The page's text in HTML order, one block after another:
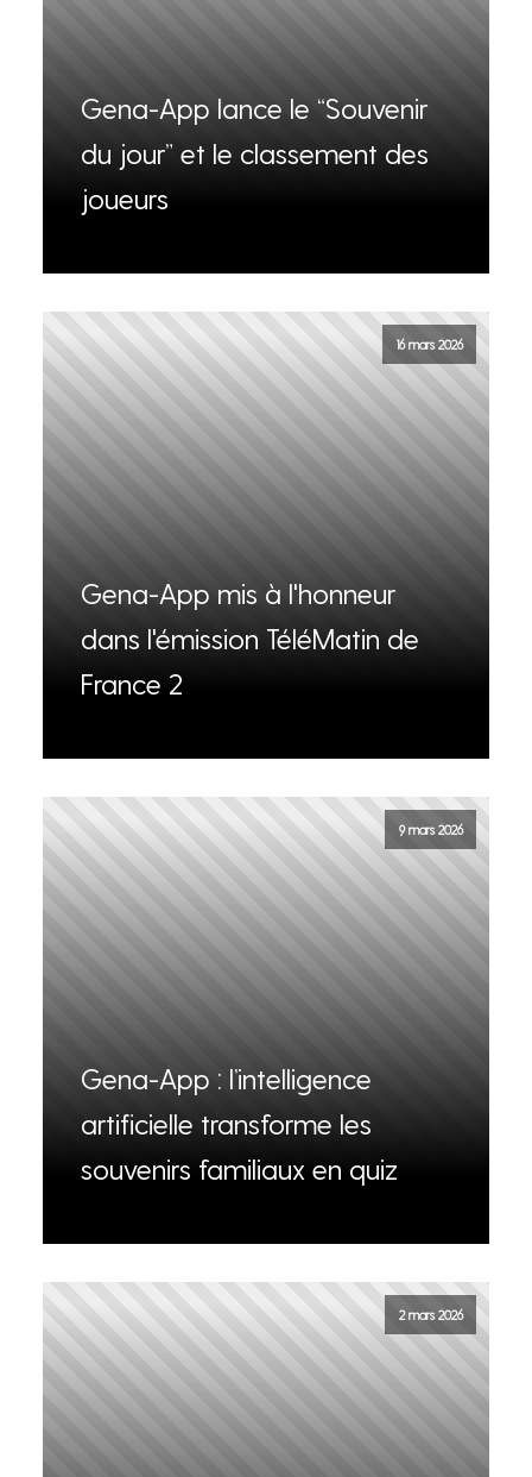
Gena-App lance le “Souvenir
du jour” et le classement des
joueurs
16 mars 2026
Gena-App mis à l'honneur
dans l'émission TéléMatin de
France 2
9 mars 2026
Gena-App : l’intelligence
artificielle transforme les
souvenirs familiaux en quiz
2 mars 2026